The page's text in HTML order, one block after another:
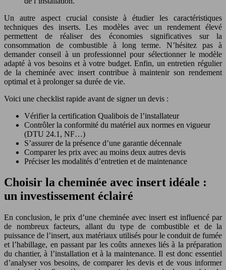
Un autre aspect crucial consiste à étudier les caractéristiques
techniques des inserts. Les modèles avec un rendement élevé
permettent de réaliser des économies significatives sur la
consommation de combustible à long terme. N’hésitez pas à
demander conseil à un professionnel pour sélectionner le modèle
adapté à vos besoins et à votre budget. Enfin, un entretien régulier
de la cheminée avec insert contribue à maintenir son rendement
optimal et à prolonger sa durée de vie.
Voici une checklist rapide avant de signer un devis :
Vérifier la certification Qualibois de l’installateur
Contrôler la conformité du matériel aux normes en vigueur
(DTU 24.1, NF…)
S’assurer de la présence d’une garantie décennale
Comparer les prix avec au moins deux autres devis
Préciser les modalités d’entretien et de maintenance
Choisir la cheminée avec insert idéale :
un investissement éclairé
En conclusion, le prix d’une cheminée avec insert est influencé par
de nombreux facteurs, allant du type de combustible et de la
puissance de l’insert, aux matériaux utilisés pour le conduit de fumée
et l’habillage, en passant par les coûts annexes liés à la préparation
du chantier, à l’installation et à la maintenance. Il est donc essentiel
d’analyser vos besoins, de comparer les devis et de vous informer